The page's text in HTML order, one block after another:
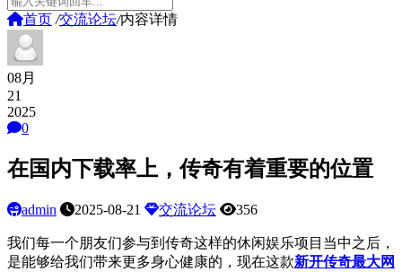
首页 /交流论坛/内容详情
08月
21
2025
0
在国内下载率上，传奇有着重要的位置
admin 2025-08-21 交流论坛 356
我们每一个朋友们参与到 传奇这样的休闲娱乐项目当中之后，
是能够给我们带来更多身心健康的，现在这款新开传奇最大网